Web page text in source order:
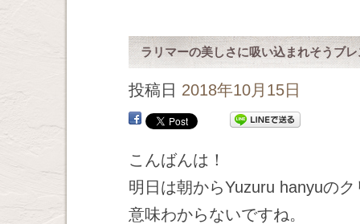
ラリマーの美しさに吸い込まれそうブ
投稿日 2018年10月15日
こんばんは！
明日は朝からYuzuru hanyuの
意味わからないですね。